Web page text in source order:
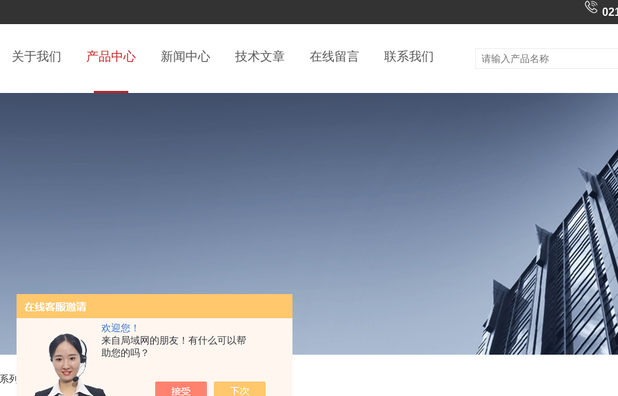
欢迎您！
来自局域网的朋友！有什么可以帮
助您的吗？
关于我们 产品中心 新闻中心 技术文章 在线留言 联系我们
列 CS2700CORP电极